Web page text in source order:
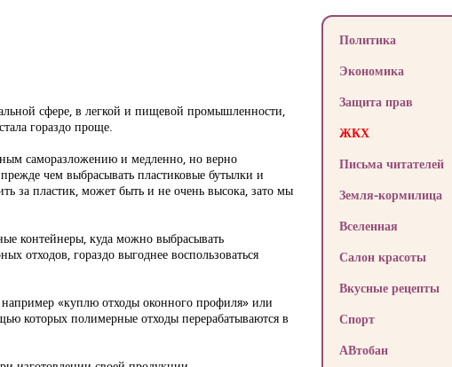
сфере, в легкой и пищевой промышленности,
гораздо проще.
саморазложению и медленно, но верно
чем выбрасывать пластиковые бутылки и
за пластик, может быть и не очень высока, зато мы
контейнеры, куда можно выбрасывать
отходов, гораздо выгоднее воспользоваться
«куплю отходы оконного профиля» или
которых полимерные отходы перерабатываются в
Политика
Экономика
Защита прав
ЖКХ
Письма читателей
Земля-кормилица
Вселенная
Салон красоты
Вкусные рецепты
Спорт
АВтобан